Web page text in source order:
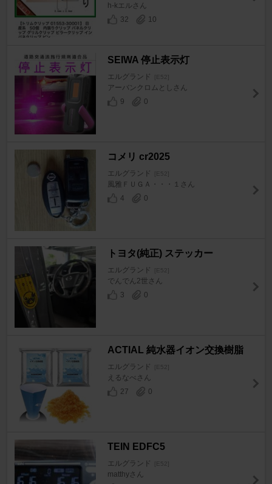
h-kエルさん
32
10
SEIWA 停止表示灯
エルグランド [E52]
アーバンクロムとしさん
9
0
コメリ cr2025
エルグランド [E52]
風雅ＦＵＧＡ・・・１さん
4
0
トヨタ(純正) ステッカー
エルグランド [E52]
でんでん2世さん
3
0
ACTIAL 純水器イオン交換樹脂
エルグランド [E52]
えるなべさん
27
0
TEIN EDFC5
エルグランド [E52]
matthyさん